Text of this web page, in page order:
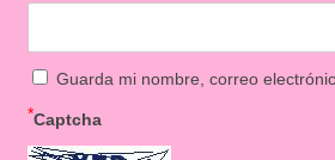
Guarda mi nombre, correo
Captcha
*